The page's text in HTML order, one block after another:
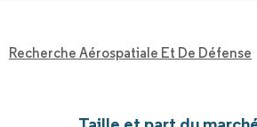
Recherche Aérospatiale Et De Défense